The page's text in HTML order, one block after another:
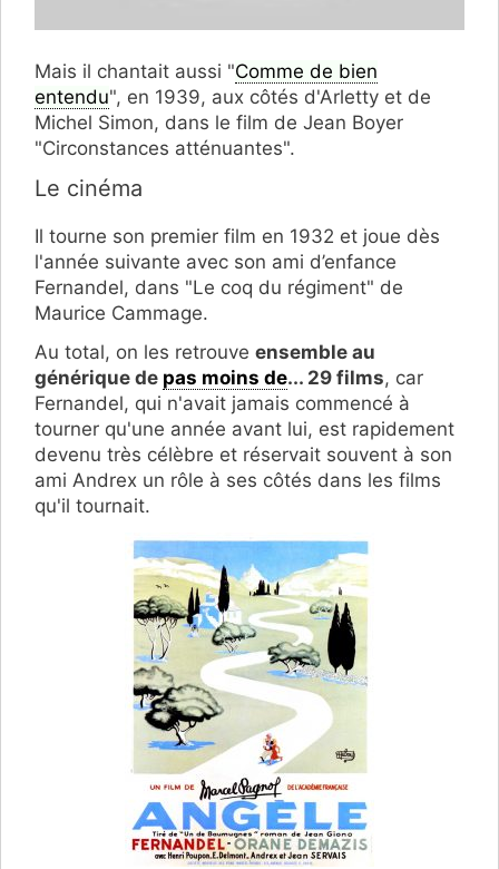
Mais il chantait aussi "Comme de bien
entendu", en 1939, aux côtés d'Arletty et de
Michel Simon, dans le film de Jean Boyer
"Circonstances atténuantes".
Le cinéma
Il tourne son premier film en 1932 et joue dès
l'année suivante avec son ami d’enfance
Fernandel, dans "Le coq du régiment" de
Maurice Cammage.
Au total, on les retrouve ensemble au
générique de pas moins de... 29 films, car
Fernandel, qui n'avait jamais commencé à
tourner qu'une année avant lui, est rapidement
devenu très célèbre et réservait souvent à son
ami Andrex un rôle à ses côtés dans les films
qu'il tournait.